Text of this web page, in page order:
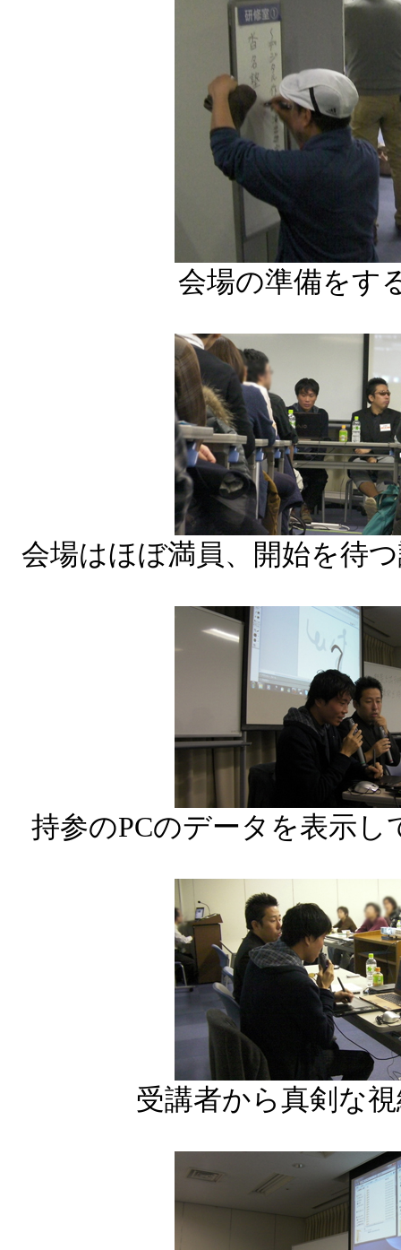
会場の準備をす
会場はほぼ満員、開始を待
持参のPCのデータを表示し
受講者から真剣な